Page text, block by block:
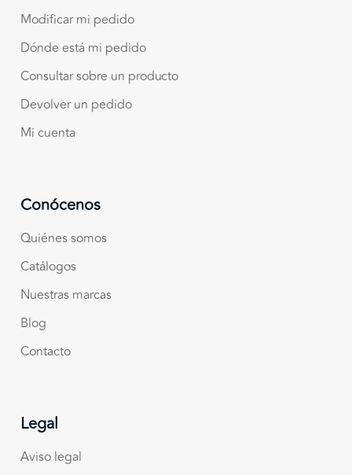
Modificar mi pedido
Dónde está mi pedido
Consultar sobre un producto
Devolver un pedido
Mi cuenta
Conócenos
Quiénes somos
Catálogos
Nuestras marcas
Blog
Contacto
Legal
Aviso legal